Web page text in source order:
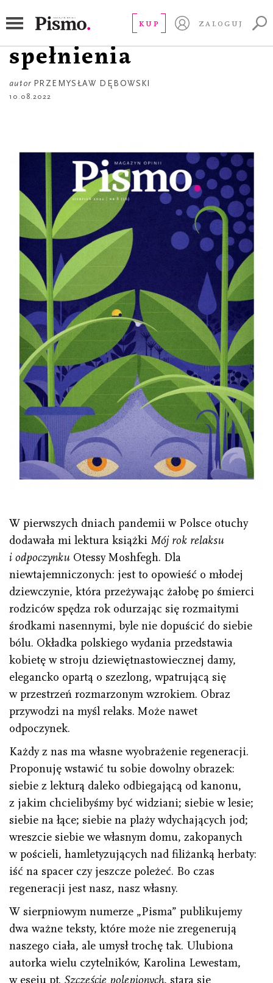
KUP ZALOGUJ
Poszukiwacz
spełnienia
autor PRZEMYSŁAW DĘBOWSKI
10.08.2022
W pierwszych dniach pandemii w Polsce otuchy
dodawała mi lektura książki Mój rok relaksu
i odpoczynku Otessy Moshfegh. Dla
niewtajemniczonych: jest to opowieść o młodej
dziewczynie, która przeżywając żałobę po śmierci
rodziców spędza rok odurzając się rozmaitymi
środkami nasennymi, byle nie dopuścić do siebie
bólu. Okładka polskiego wydania przedstawia
kobietę w stroju dziewiętnastowiecznej damy,
elegancko opartą o szezlong, wpatrującą się
w przestrzeń rozmarzonym wzrokiem. Obraz
przywodzi na myśl relaks. Może nawet
odpoczynek.
Każdy z nas ma własne wyobrażenie regeneracji.
Proponuję wstawić tu sobie dowolny obrazek:
siebie z lekturą daleko odbiegającą od kanonu,
z jakim chcielibyśmy być widziani; siebie w lesie;
siebie na łące; siebie na plaży wdychających jod;
wreszcie siebie we własnym domu, zakopanych
w pościeli, hamletyzujących nad filiżanką herbaty:
iść na spacer czy jeszcze poleżeć. Bo czas
regeneracji jest nasz, nasz własny.
W sierpniowym numerze „Pisma” publikujemy
dwa ważne teksty, które może nie zregenerują
naszego ciała, ale umysł trochę tak. Ulubiona
autorka wielu czytelników, Karolina Lewestam,
w eseju pt. Szczęście polepionych, stara się